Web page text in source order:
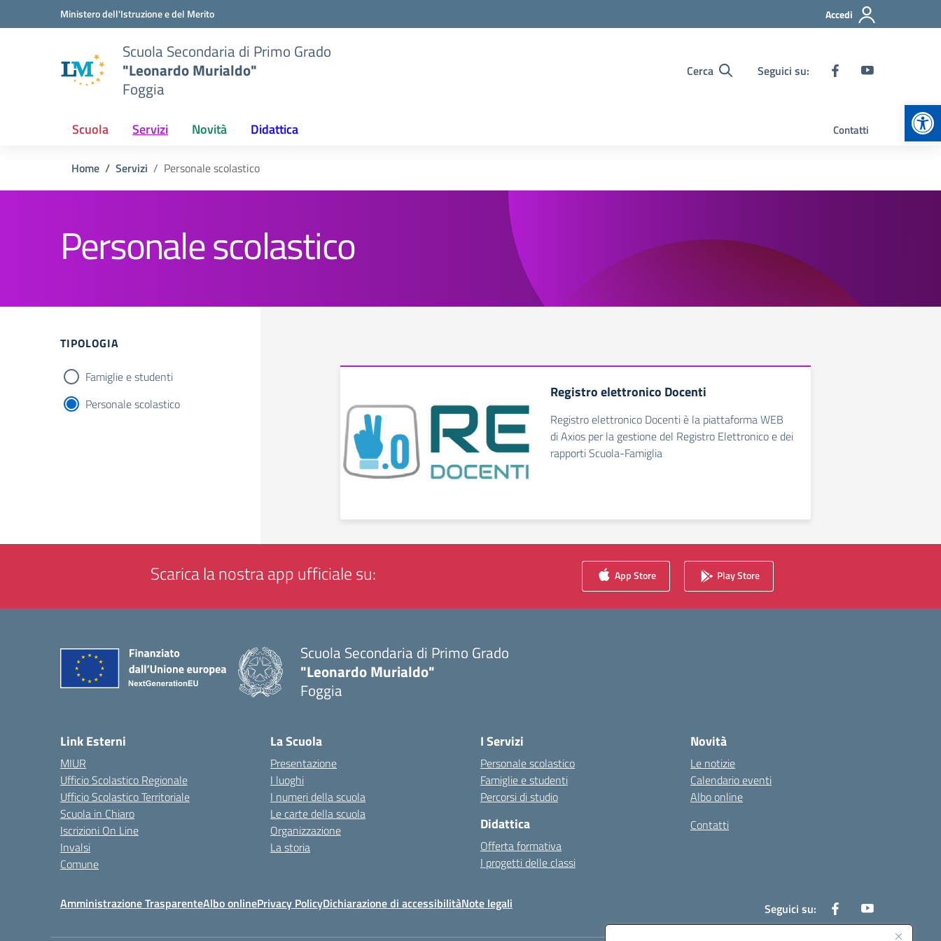
Vai ai contenuti
Vai al menu di navigazioneMinistero dell'Istruzione e del Merito Accedi
Scuola Secondaria di Primo Grado
"Leonardo Murialdo"
Foggia
Cerca Seguici su:
Scuola Servizi Novità Didattica Contatti
Home Servizi Personale scolastico
Personale scolastico
Filtri
TIPOLOGIA
Famiglie e studenti
Personale scolastico
Registro elettronico Docenti
Registro elettronico Docenti è la piattaforma WEB
di Axios per la gestione del Registro Elettronico e dei
rapporti Scuola-Famiglia
Scarica la nostra app ufficiale su: App Store Play Store
Scuola Secondaria di Primo Grado
"Leonardo Murialdo"
Foggia
Link Esterni
MIUR
Ufficio Scolastico Regionale
Ufficio Scolastico Territoriale
Scuola in Chiaro
Iscrizioni On Line
Invalsi
Comune
La Scuola
Presentazione
I luoghi
I numeri della scuola
Le carte della scuola
Organizzazione
La storia
I Servizi
Personale scolastico
Famiglie e studenti
Percorsi di studio
Didattica
Offerta formativa
I progetti delle classi
Novità
Le notizie
Calendario eventi
Albo online
Contatti
Amministrazione TrasparenteAlbo onlinePrivacy PolicyDichiarazione di accessibilitàNote legali Seguici su: